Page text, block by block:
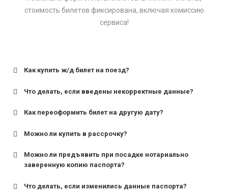
стоимость билетов фиксирована, включая комиссию
сервиса!
Как купить ж/д билет на поезд?
Что делать, если введены некорректные данные?
Как переоформить билет на другую дату?
Можно ли купить в рассрочку?
Можно ли предъявить при посадке нотариально
заверенную копию паспорта?
Что делать, если изменились данные паспорта?